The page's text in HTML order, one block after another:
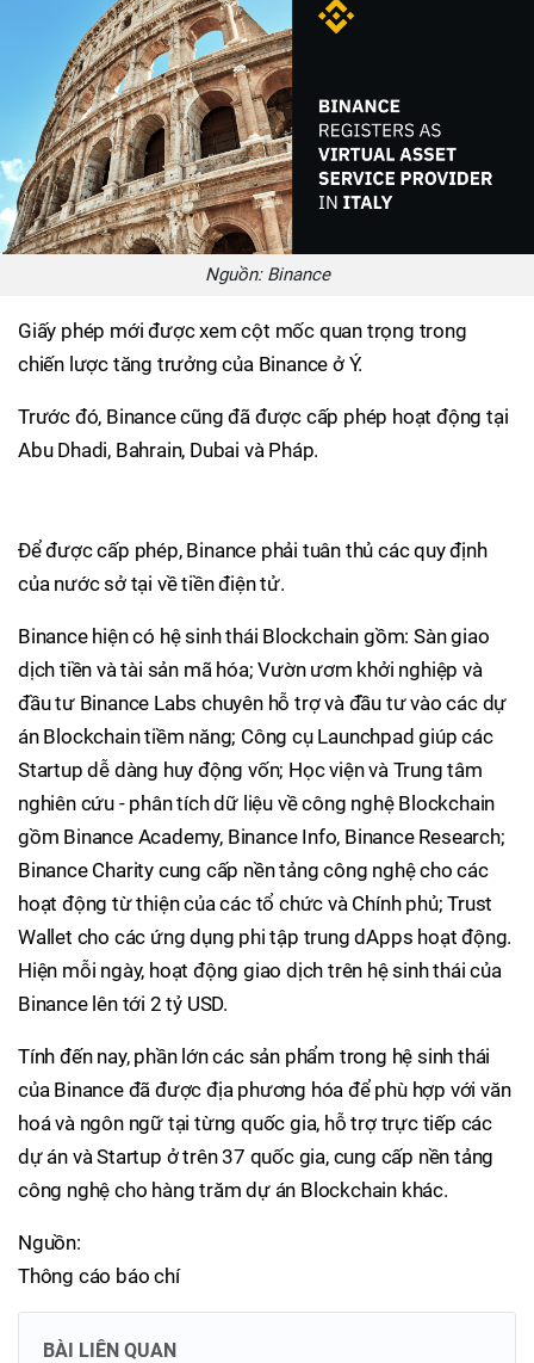
Nguồn: Binance
Giấy phép mới được xem cột mốc quan trọng trong
chiến lược tăng trưởng của Binance ở Ý.
Trước đó, Binance cũng đã được cấp phép hoạt động tại
Abu Dhadi, Bahrain, Dubai và Pháp.
Để được cấp phép, Binance phải tuân thủ các quy định
của nước sở tại về tiền điện tử.
Binance hiện có hệ sinh thái Blockchain gồm: Sàn giao
dịch tiền và tài sản mã hóa; Vườn ươm khởi nghiệp và
đầu tư Binance Labs chuyên hỗ trợ và đầu tư vào các dự
án Blockchain tiềm năng; Công cụ Launchpad giúp các
Startup dễ dàng huy động vốn; Học viện và Trung tâm
nghiên cứu - phân tích dữ liệu về công nghệ Blockchain
gồm Binance Academy, Binance Info, Binance Research;
Binance Charity cung cấp nền tảng công nghệ cho các
hoạt động từ thiện của các tổ chức và Chính phủ; Trust
Wallet cho các ứng dụng phi tập trung dApps hoạt động.
Hiện mỗi ngày, hoạt động giao dịch trên hệ sinh thái của
Binance lên tới 2 tỷ USD.
Tính đến nay, phần lớn các sản phẩm trong hệ sinh thái
của Binance đã được địa phương hóa để phù hợp với văn
hoá và ngôn ngữ tại từng quốc gia, hỗ trợ trực tiếp các
dự án và Startup ở trên 37 quốc gia, cung cấp nền tảng
công nghệ cho hàng trăm dự án Blockchain khác.
Nguồn:
Thông cáo báo chí
BÀI LIÊN QUAN